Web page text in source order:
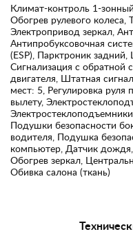
Климат-контроль 1-
Обогрев рулевого колеса,
Электропривод зеркал,
Антипробуксовочная
(ESP), Парктроник
Сигнализация с обратной
двигателя, Штатная
мест: 5, Регулировка руля
вылету,
Подушки безопасности
водителя, Подушка
компьютер, Датчик дождя,
Обогрев зеркал,
Обивка салона (ткань)